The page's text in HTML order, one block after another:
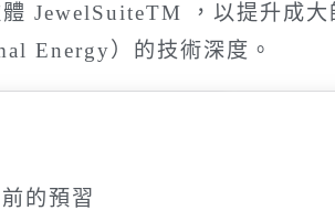
JewelSuiteTM ，以提升成
Energy）的技術深度。
的預習